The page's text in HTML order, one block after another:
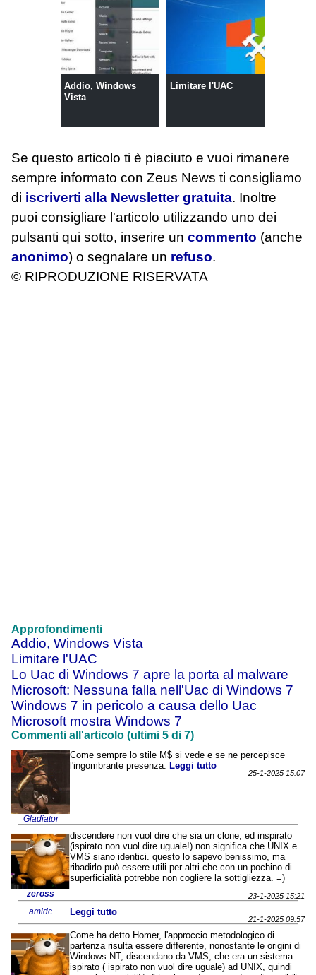
Addio, Windows
Vista
Limitare l'UAC
Se questo articolo ti è piaciuto e vuoi rimanere
sempre informato con Zeus News ti consigliamo
di iscriverti alla Newsletter gratuita. Inoltre
puoi consigliare l'articolo utilizzando uno dei
pulsanti qui sotto, inserire un commento (anche
anonimo) o segnalare un refuso.
© RIPRODUZIONE RISERVATA
Approfondimenti
Addio, Windows Vista
Limitare l'UAC
Lo Uac di Windows 7 apre la porta al malware
Microsoft: Nessuna falla nell'Uac di Windows 7
Windows 7 in pericolo a causa dello Uac
Microsoft mostra Windows 7
Commenti all'articolo (ultimi 5 di 7)
Gladiator
Come sempre lo stile M$ si vede e se ne percepisce
l'ingombrante presenza.Leggi tutto
25-1-2025 15:07
zeross
discendere non vuol dire che sia un clone, ed inspirato
(ispirato non vuol dire uguale!) non significa che UNIX e
VMS siano identici. questo lo sapevo benissimo, ma
ribadirlo può essere utili per altri che con un pochino di
superficialità potrebbe non cogliere la sottigliezza. =)
23-1-2025 15:21
amldc Leggi tutto
21-1-2025 09:57
Come ha detto Homer, l'approccio metodologico di
partenza risulta essere differente, nonostante le origini di
Windows NT, discendano da VMS, che era un sistema
ispirato ( ispirato non vuol dire uguale) ad UNIX, quindi